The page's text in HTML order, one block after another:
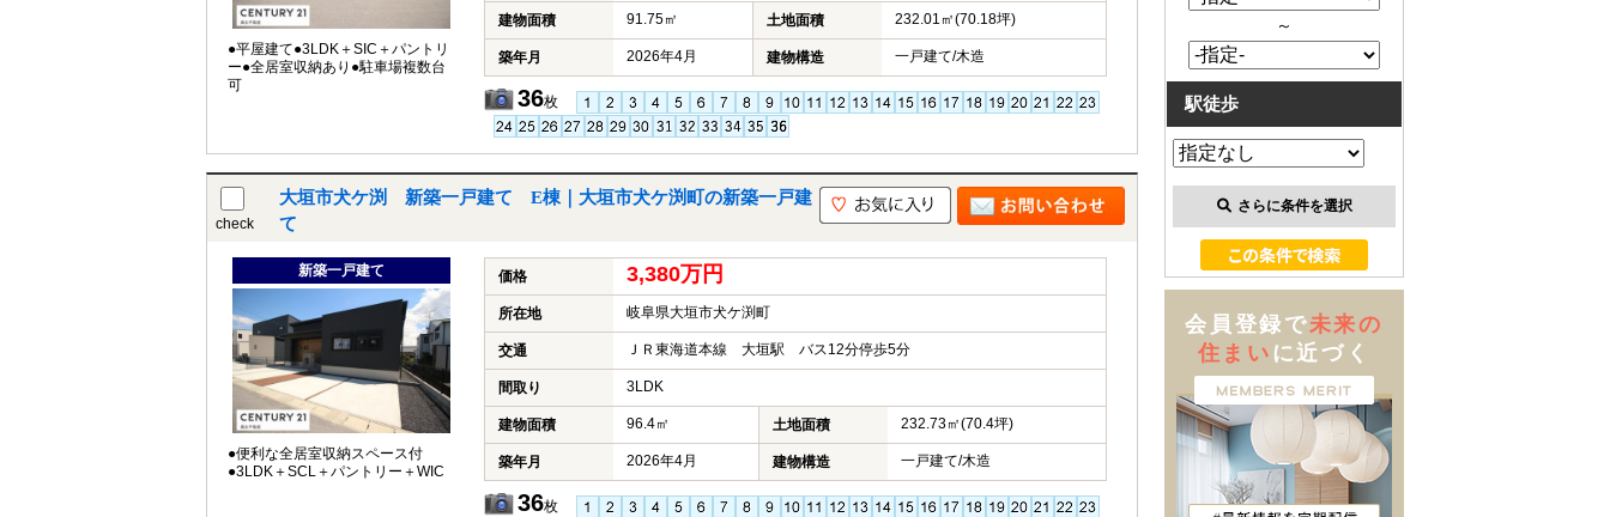
●平屋建て●3LDK＋SIC＋パントリ
ー●全居室収納あり●駐車場複数台
可
建物面積 91.75㎡ 土地面積 232.01㎡(70.18坪)
築年月 2026年4月 建物構造 一戸建て/木造
36枚
check
大垣市犬ケ渕 新築一戸建て E棟｜大垣市犬ケ渕町の新築一戸建
て
新築一戸建て
●便利な全居室収納スペース付
●3LDK＋SCL＋パントリー＋WIC
価格 3,380万円
所在地 岐阜県大垣市犬ケ渕町
交通 ＪＲ東海道本線 大垣駅 バス12分停歩5分
間取り 3LDK
建物面積 96.4㎡ 土地面積 232.73㎡(70.4坪)
築年月 2026年4月 建物構造 一戸建て/木造
36枚
～
駅徒歩
さらに条件を選択
会員登録で未来の
住まい に近づく